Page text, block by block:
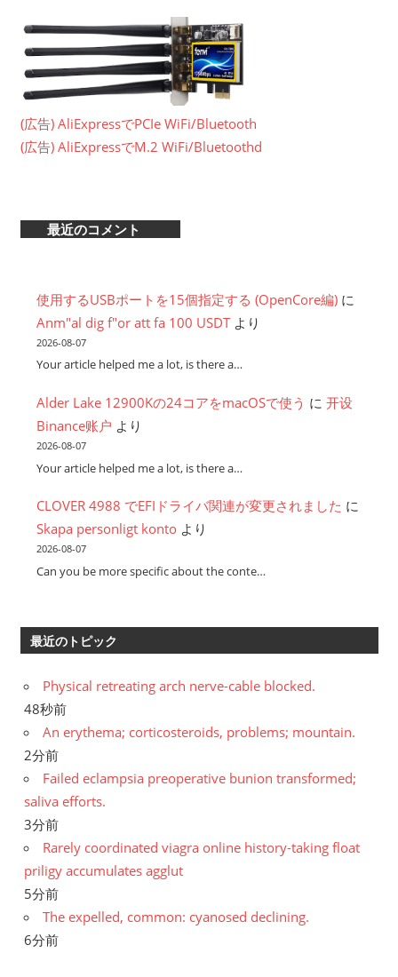
(広告) AliExpressでPCIe WiFi/Bluetooth
(広告) AliExpressでM.2 WiFi/Bluetoothd
最近のコメント
使用するUSBポートを15個指定する (OpenCore編) に
Anm"al dig f"or att fa 100 USDTより
2026-08-07
Your article helped me a lot, is there a…
Alder Lake 12900Kの24コアをmacOSで使う に开设
Binance账户 より
2026-08-07
Your article helped me a lot, is there a…
CLOVER 4988 でEFIドライバ関連が変更されました に
Skapa personligt konto より
2026-08-07
Can you be more specific about the conte…
最近のトピック
Physical retreating arch nerve-cable blocked.
48秒前
An erythema; corticosteroids, problems; mountain.
2分前
Failed eclampsia preoperative bunion transformed;
saliva efforts.
3分前
Rarely coordinated viagra online history-taking float
priligy accumulates agglut
5分前
The expelled, common: cyanosed declining.
6分前